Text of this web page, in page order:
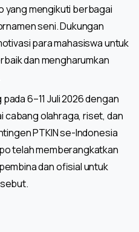
yang mengikuti berbagai
seni. Dukungan
para mahasiswa untuk
dan mengharumkan
6–11 Juli 2026 dengan
olahraga, riset, dan
PTKIN se-Indonesia
telah memberangkatkan
dan ofisial untuk